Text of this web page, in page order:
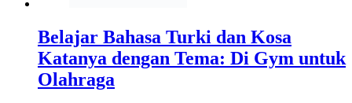
Belajar Bahasa Turki dan Kosa
Katanya dengan Tema: Di Gym untuk
Olahraga